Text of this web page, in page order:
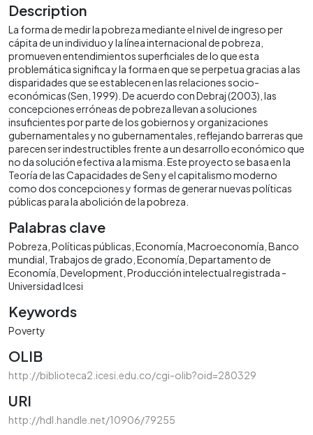
Description
La forma de medir la pobreza mediante el nivel de ingreso per
cápita de un individuo y la línea internacional de pobreza,
promueven entendimientos superficiales de lo que esta
problemática significa y la forma en que se perpetua gracias a las
disparidades que se establecen en las relaciones socio-
económicas (Sen, 1999). De acuerdo con Debraj (2003), las
concepciones erróneas de pobreza llevan a soluciones
insuficientes por parte de los gobiernos y organizaciones
gubernamentales y no gubernamentales, reflejando barreras que
parecen ser indestructibles frente a un desarrollo económico que
no da solución efectiva a la misma. Este proyecto se basa en la
Teoría de las Capacidades de Sen y el capitalismo moderno
como dos concepciones y formas de generar nuevas políticas
públicas para la abolición de la pobreza.
Palabras clave
Pobreza Políticas públicas Economía Macroeconomía Banco
mundial Trabajos de grado Economía Departamento de
Economía Development Producción intelectual registrada -
Universidad Icesi
Keywords
Poverty
OLIB
http://biblioteca2.icesi.edu.co/cgi-olib?oid=280329
URI
http://hdl.handle.net/10906/79255